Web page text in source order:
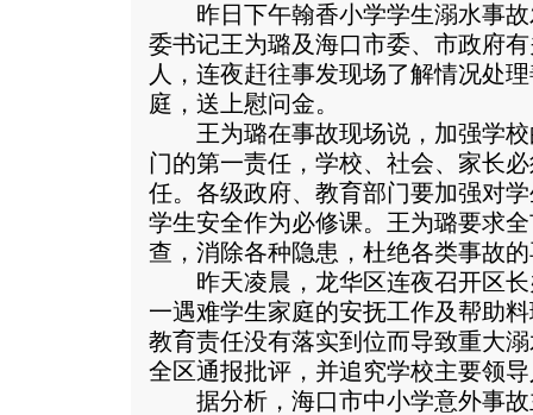
昨日下午翰香小学学生溺水事故
委书记王为璐及海口市委、市政府
人，连夜赶往事发现场了解情况处
庭，送上慰问金。
王为璐在事故现场说，加强学校
门的第一责任，学校、社会、家长
任。各级政府、教育部门要加强对
学生安全作为必修课。王为璐要求
查，消除各种隐患，杜绝各类事故
昨天凌晨，龙华区连夜召开区长
一遇难学生家庭的安抚工作及帮助
教育责任没有落实到位而导致重大
全区通报批评，并追究学校主要领
据分析，海口市中小学意外事故